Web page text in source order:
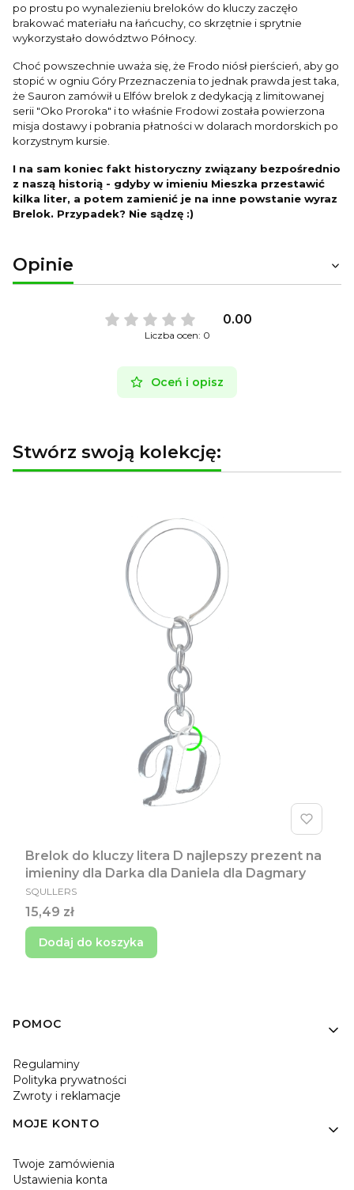
po prostu po wynalezieniu breloków do kluczy zaczęło
brakować materiału na łańcuchy, co skrzętnie i sprytnie
wykorzystało dowództwo Północy.
Choć powszechnie uważa się, że Frodo niósł pierścień, aby go
stopić w ogniu Góry Przeznaczenia to jednak prawda jest taka,
że Sauron zamówił u Elfów brelok z dedykacją z limitowanej
serii "Oko Proroka" i to właśnie Frodowi została powierzona
misja dostawy i pobrania płatności w dolarach mordorskich po
korzystnym kursie.
I na sam koniec fakt historyczny związany bezpośrednio
z naszą historią - gdyby w imieniu Mieszka przestawić
kilka liter, a potem zamienić je na inne powstanie wyraz
Brelok. Przypadek? Nie sądzę :)
Opinie
0.00
Liczba ocen: 0
Oceń i opisz
Stwórz swoją kolekcję:
Brelok do kluczy litera D najlepszy prezent na
imieniny dla Darka dla Daniela dla Dagmary
PRODUCENT
SQULLERS
Cena
15,49 zł
Dodaj do koszyka
Linki w stopce
POMOC
Regulaminy
Polityka prywatności
Zwroty i reklamacje
MOJE KONTO
Twoje zamówienia
Ustawienia konta